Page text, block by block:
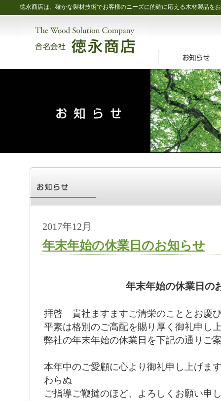
徳永商店は、確かな製材技術でお客様のニーズに的確に応える木材製品を
2017年12月
年末年始の休業日のお知らせ
年末年始の休業日の
拝啓 貴社ますますご清栄のこととお慶
平素は格別のご高配を賜り厚く御礼申し
弊社の年末年始の休業日を下記の通りご
本年中のご愛顧に心より御礼申し上げま
わらぬ
ご指導ご鞭撻のほど、よろしくお願い申